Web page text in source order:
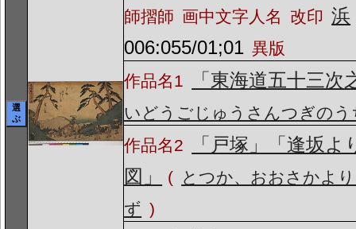
選
ぶ
師摺師 画中文字人名 改印 浜
006:055/01;01 異版
作品名1
「東海道五十三次
いどうごじゅうさんつぎのう
作品名2
「戸塚」「逢坂よ
図」
( とつか、おおさかよ
ず )